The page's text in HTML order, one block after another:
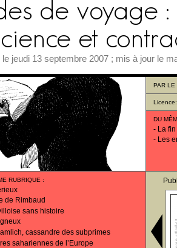
le jeudi 13 septembre 2007 ; mis à jour le
PAR LE
DU
- La
- Les
RUBRIQUE :
de Rimbaud
sans histoire
cassandre des subprimes
sahariennes de l’Europe